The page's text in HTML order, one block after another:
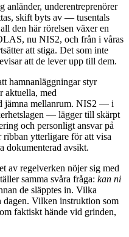
anländer, underentreprenörer
skift byts av — tusentals
den här rörelsen växer en
nu NIS2, och från i våras
att stiga. Det som inte
att de lever upp till dem.
hamnanläggningar styr
aktuella, med
jämna mellanrum. NIS2 — i
— lägger till skärpt
och personligt ansvar på
ytterligare för att visa
dokumenterad avsikt.
av regelverken nöjer sig med
samma svåra fråga: kan ni
de släpptes in. Vilka
dagen. Vilken instruktion som
faktiskt hände vid grinden,